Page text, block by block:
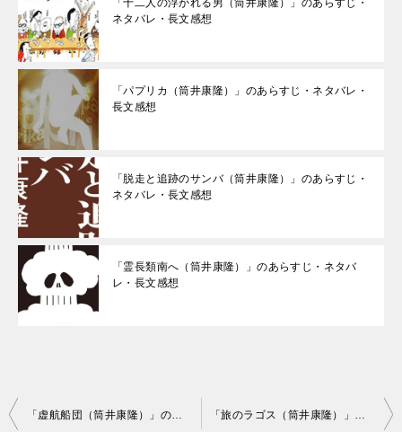
「十二人の浮かれる男（筒井康隆）」のあらすじ・
ネタバレ・長文感想
「パプリカ（筒井康隆）」のあらすじ・ネタバレ・
長文感想
「脱走と追跡のサンバ（筒井康隆）」のあらすじ・
ネタバレ・長文感想
「霊長類南へ（筒井康隆）」のあらすじ・ネタバ
レ・長文感想
投
「虚航船団（筒井康隆）」のあらすじ・ネタバレ・長文感想 「旅のラゴス（筒井康隆）」のあらすじ・ネタバレ・長文感想